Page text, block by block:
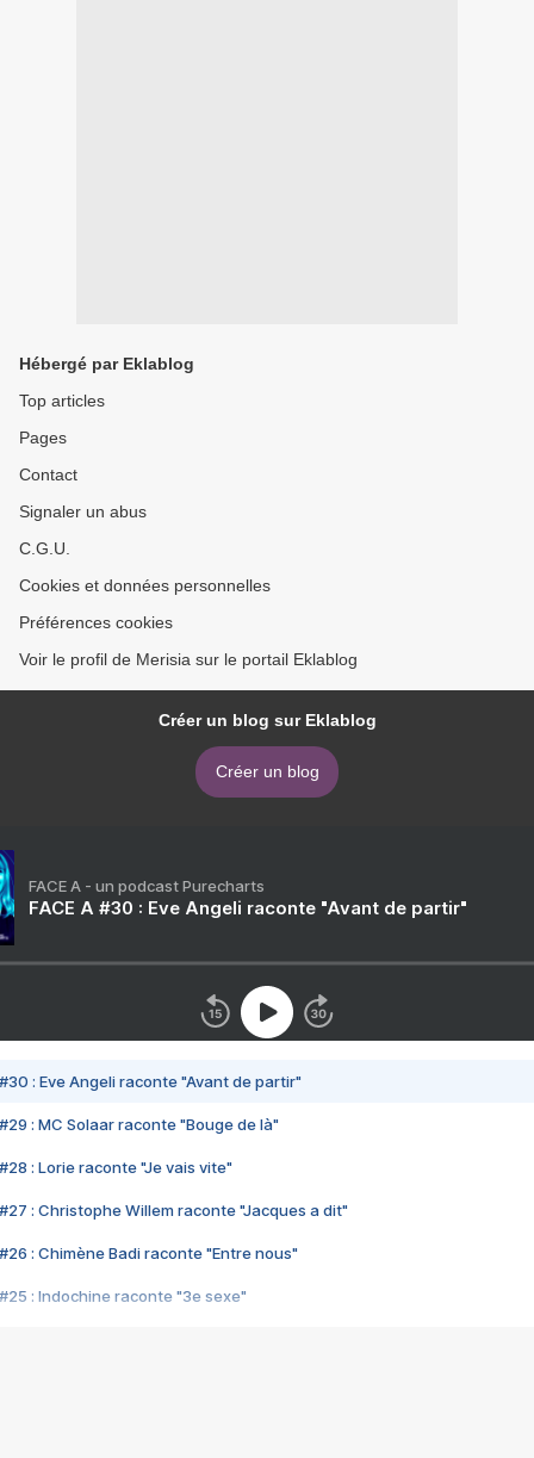
Hébergé par Eklablog
Top articles
Pages
Contact
Signaler un abus
C.G.U.
Cookies et données personnelles
Préférences cookies
Voir le profil de Merisia sur le portail Eklablog
Créer un blog sur Eklablog
Créer un blog
FACE A - un podcast Purecharts
FACE A #30 : Eve Angeli raconte "Avant de partir"
#30 : Eve Angeli raconte "Avant de partir"
#29 : MC Solaar raconte "Bouge de là"
#28 : Lorie raconte "Je vais vite"
#27 : Christophe Willem raconte "Jacques a dit"
#26 : Chimène Badi raconte "Entre nous"
#25 : Indochine raconte "3e sexe"